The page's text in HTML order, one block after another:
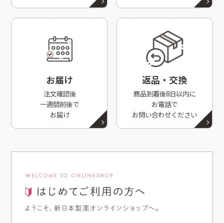
お届け
注文確認後
一週間前後で
お届け
返品・交換
商品到着後8日以内に
お電話で
お問い合わせください